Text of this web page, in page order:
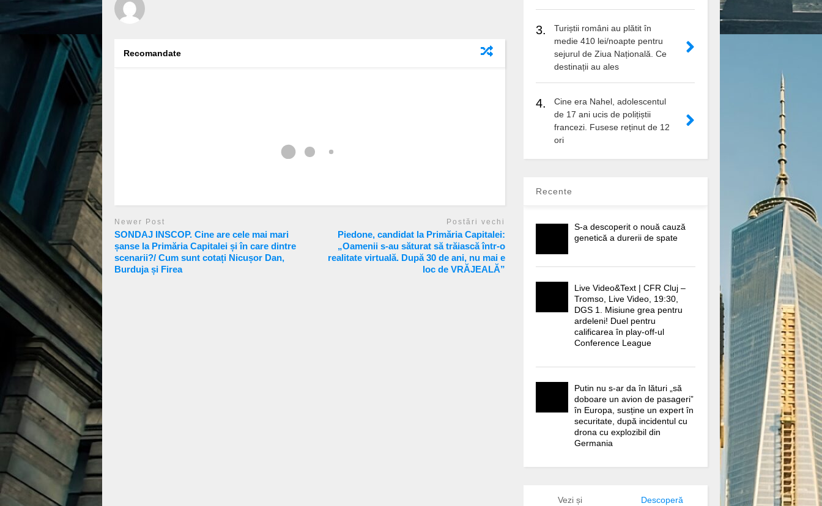
Recomandate
Newer Post
SONDAJ INSCOP. Cine are cele mai mari
șanse la Primăria Capitalei și în care dintre
scenarii?/ Cum sunt cotați Nicușor Dan,
Burduja și Firea
Postări vechi
Piedone, candidat la Primăria Capitalei:
„Oamenii s-au săturat să trăiască într-o
realitate virtuală. După 30 de ani, nu mai e
loc de VRĂJEALĂ”
3.
Turiștii români au plătit în
medie 410 lei/noapte pentru
sejurul de Ziua Națională. Ce
destinații au ales
4.
Cine era Nahel, adolescentul
de 17 ani ucis de polițiștii
francezi. Fusese reținut de 12
ori
Recente
S-a descoperit o nouă cauză
genetică a durerii de spate
Live Video&Text | CFR Cluj –
Tromso, Live Video, 19:30,
DGS 1. Misiune grea pentru
ardeleni! Duel pentru
calificarea în play-off-ul
Conference League
Putin nu s-ar da în lături „să
doboare un avion de pasageri”
în Europa, susține un expert în
securitate, după incidentul cu
drona cu explozibil din
Germania
Vezi și Descoperă